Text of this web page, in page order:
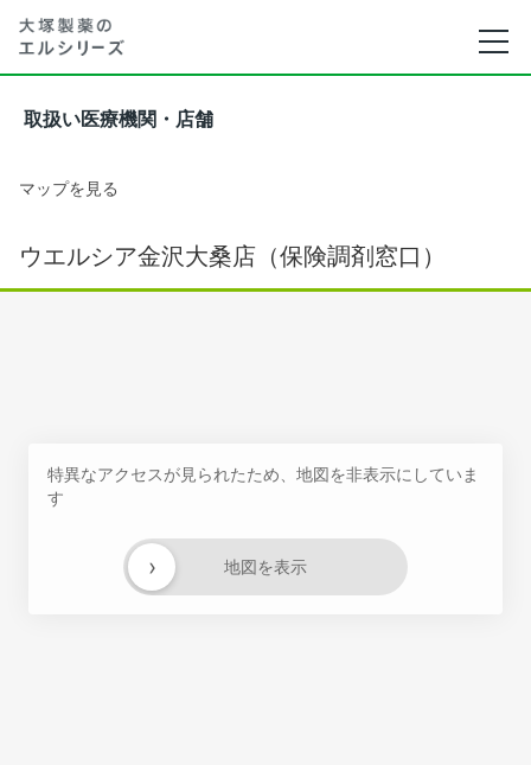
取扱い医療機関・店舗
マップを見る
ウエルシア金沢大桑店（保険調剤窓口）
特異なアクセスが見られたため、地図を非表示にしていま
す
地図を表示
›